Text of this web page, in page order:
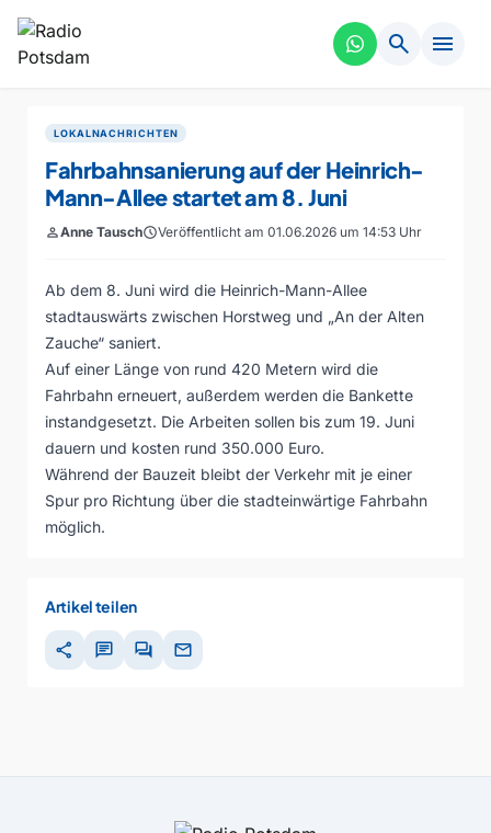
search menu
LOKALNACHRICHTEN
Fahrbahnsanierung auf der Heinrich-
Mann-Allee startet am 8. Juni
personAnne TauschscheduleVeröffentlicht am 01.06.2026 um 14:53 Uhr
Ab dem 8. Juni wird die Heinrich-Mann-Allee
stadtauswärts zwischen Horstweg und „An der Alten
Zauche“ saniert.
Auf einer Länge von rund 420 Metern wird die
Fahrbahn erneuert, außerdem werden die Bankette
instandgesetzt. Die Arbeiten sollen bis zum 19. Juni
dauern und kosten rund 350.000 Euro.
Während der Bauzeit bleibt der Verkehr mit je einer
Spur pro Richtung über die stadteinwärtige Fahrbahn
möglich.
Artikel teilen
share chat forum mail